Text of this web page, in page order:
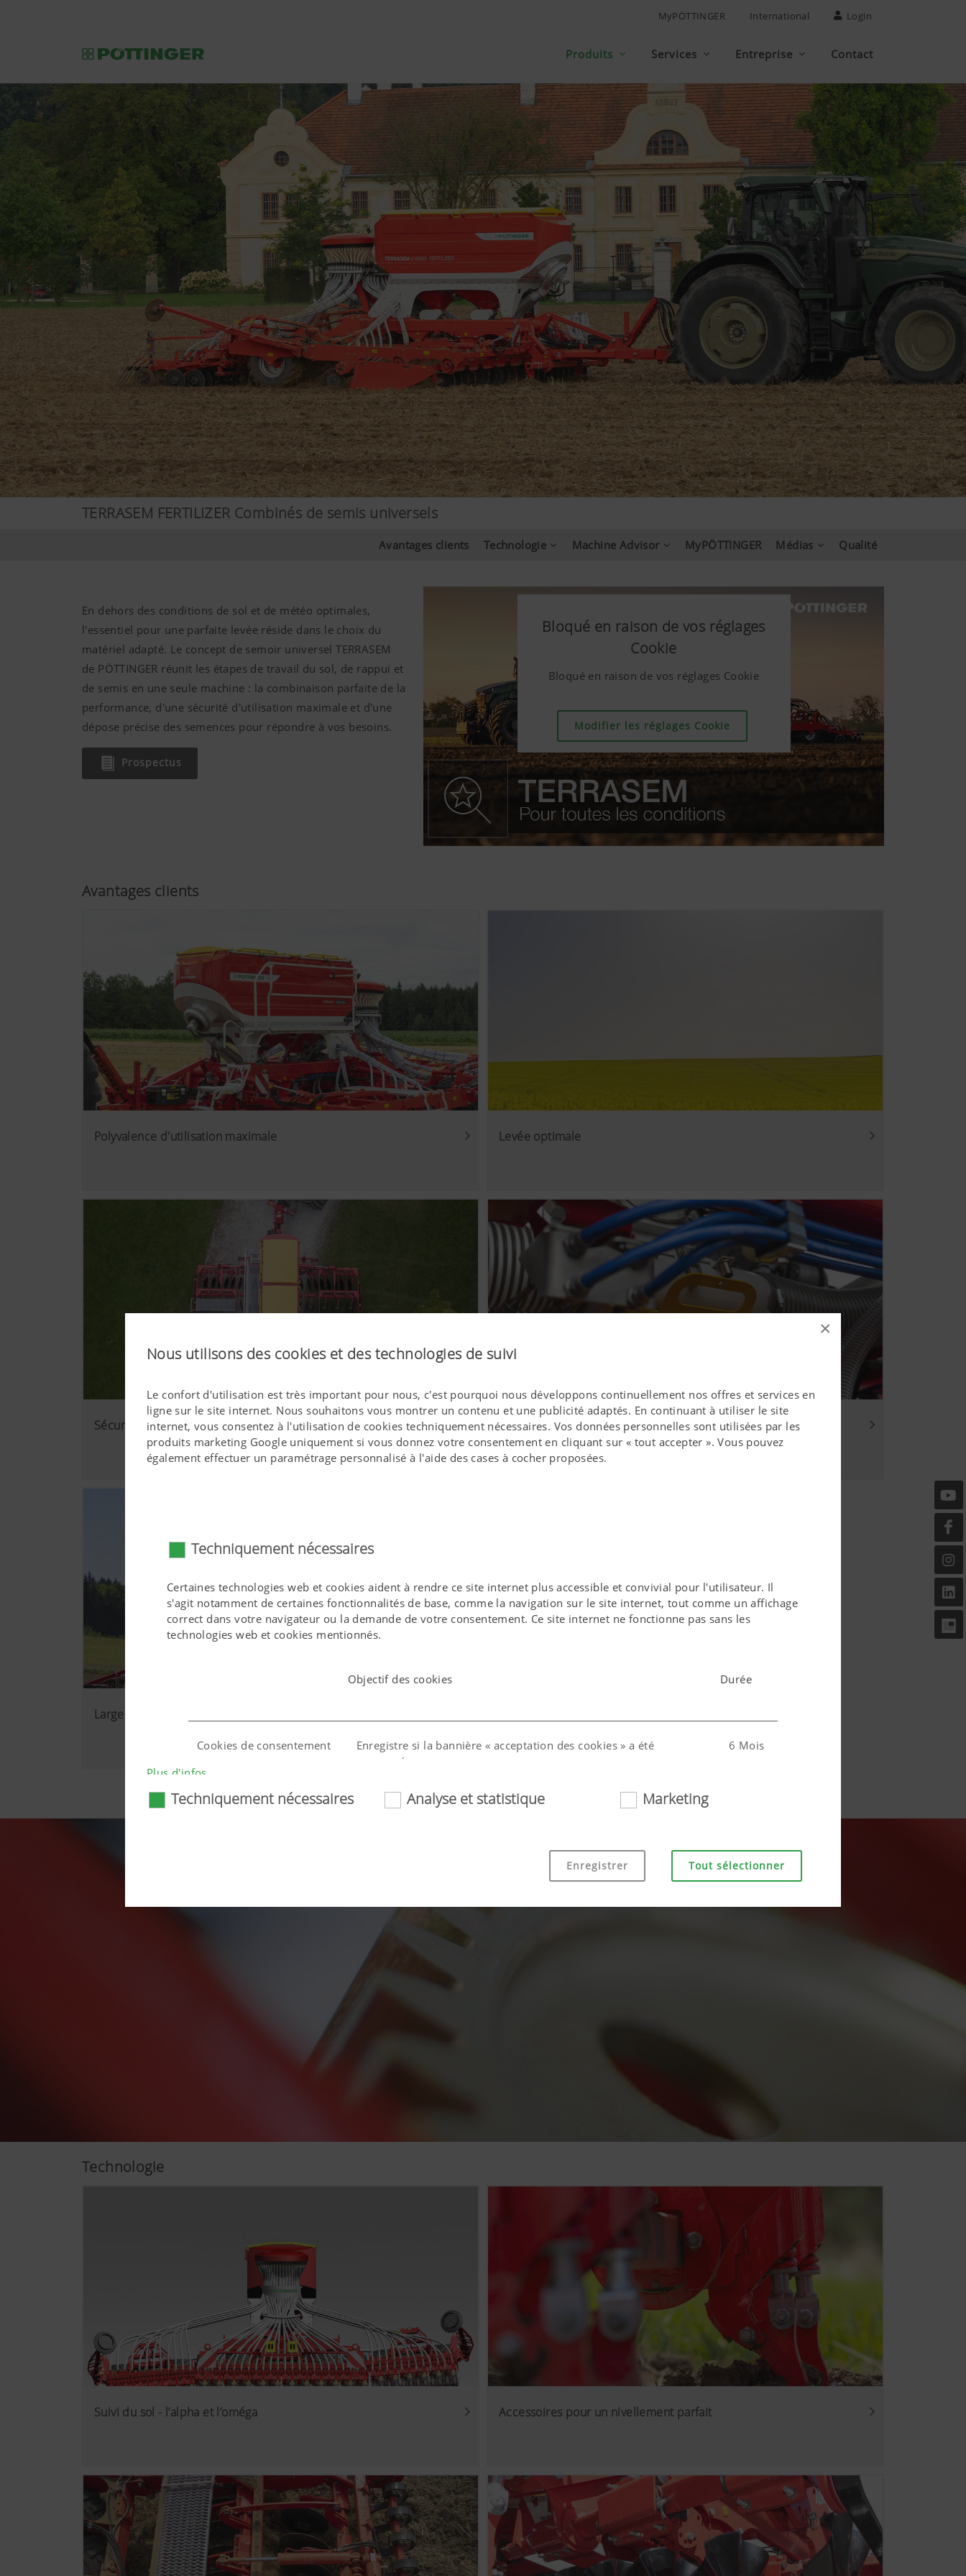
×
Nous utilisons des cookies et des technologies de suivi
Le confort d'utilisation est très important pour nous, c'est pourquoi nous développons continuellement nos offres et services en
ligne sur le site internet. Nous souhaitons vous montrer un contenu et une publicité adaptés. En continuant à utiliser le site
internet, vous consentez à l'utilisation de cookies techniquement nécessaires. Vos données personnelles sont utilisées par les
produits marketing Google uniquement si vous donnez votre consentement en cliquant sur « tout accepter ». Vous pouvez
également effectuer un paramétrage personnalisé à l'aide des cases à cocher proposées.
Techniquement nécessaires
Certaines technologies web et cookies aident à rendre ce site internet plus accessible et convivial pour l'utilisateur. Il
s'agit notamment de certaines fonctionnalités de base, comme la navigation sur le site internet, tout comme un affichage
correct dans votre navigateur ou la demande de votre consentement. Ce site internet ne fonctionne pas sans les
technologies web et cookies mentionnés.
Objectif des cookies Durée
Cookies de consentement
Enregistre si la bannière « acceptation des cookies » a été
approuvée.
6 Mois
Pays (layer) et langue (lang)
Enregistre les choix de l'utilisateur quant au pays et à la langue de
Nous souhaitons améliorer constamment la convivialité et les performances de notre site internet. C'est pourquoi nous
Durée
Google Analytics 6 Mois
Plus d'infos
Plus d'infos
Techniquement nécessaires Analyse et statistique Marketing
Enregistrer Tout sélectionner
MyPÖTTINGER International Login
Produits Services Entreprise Contact
TERRASEM FERTILIZER Combinés de semis universels
Avantages clients Technologie Machine Advisor MyPÖTTINGER Médias Qualité
En dehors des conditions de sol et de météo optimales,
l'essentiel pour une parfaite levée réside dans le choix du
matériel adapté. Le concept de semoir universel TERRASEM
de PÖTTINGER réunit les étapes de travail du sol, de rappui et
de semis en une seule machine : la combinaison parfaite de la
performance, d'une sécurité d'utilisation maximale et d'une
dépose précise des semences pour répondre à vos besoins.
Prospectus
Bloqué en raison de vos réglages
Cookie
Bloqué en raison de vos réglages Cookie
Modifier les réglages Cookie
Bloqué en raison de vos réglages
Cookie
Bloqué en raison de vos réglages Cookie
Modifier les réglages Cookie
Avantages clients
Polyvalence d'utilisation maximale Levée optimale
Sécurité d'utilisation maximale Confort de commande maximal
Large spectre d'utilisation
Technologie
Suivi du sol - l’alpha et l’oméga Accessoires pour un nivellement parfait